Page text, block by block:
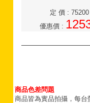
定 價: 75200
優惠價 :
商品色差問題
商品皆為實品拍攝，每